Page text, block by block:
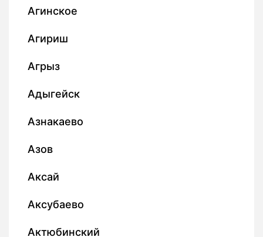
Агинское
Агириш
Агрыз
Адыгейск
Азнакаево
Азов
Аксай
Аксубаево
Актюбинский